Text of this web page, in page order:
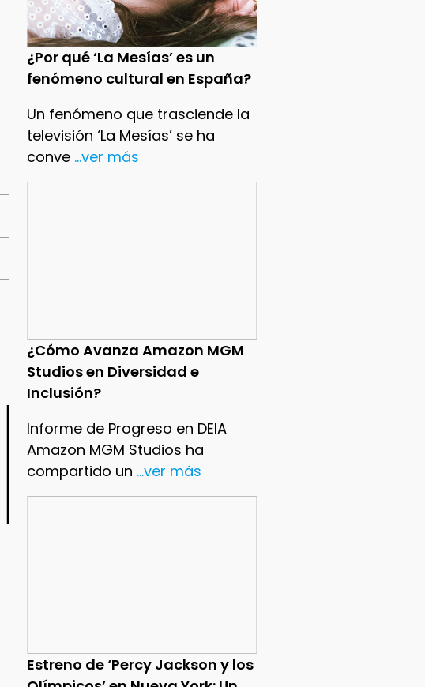
¿Por qué ‘La Mesías’ es un
fenómeno cultural en España?
Un fenómeno que trasciende la
televisión ‘La Mesías’ se ha
conve ...ver más
¿Cómo Avanza Amazon MGM
Studios en Diversidad e
Inclusión?
Informe de Progreso en DEIA
Amazon MGM Studios ha
compartido un ...ver más
Estreno de ‘Percy Jackson y los